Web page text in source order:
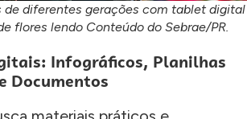
de diferentes gerações com tablet digital
flores lendo Conteúdo do Sebrae/PR.
Infográficos, Planilhas
Documentos